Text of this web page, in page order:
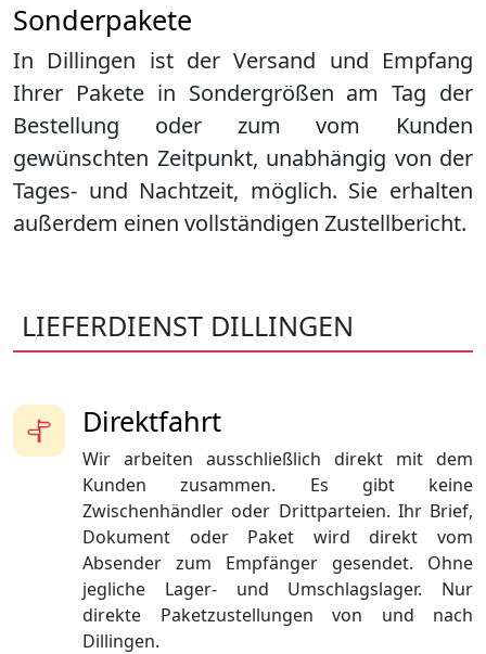
Sonderpakete
In Dillingen ist der Versand und Empfang
Ihrer Pakete in Sondergrößen am Tag der
Bestellung oder zum vom Kunden
gewünschten Zeitpunkt, unabhängig von der
Tages- und Nachtzeit, möglich. Sie erhalten
außerdem einen vollständigen Zustellbericht.
LIEFERDIENST DILLINGEN
Direktfahrt
Wir arbeiten ausschließlich direkt mit dem
Kunden zusammen. Es gibt keine
Zwischenhändler oder Drittparteien. Ihr Brief,
Dokument oder Paket wird direkt vom
Absender zum Empfänger gesendet. Ohne
jegliche Lager- und Umschlagslager. Nur
direkte Paketzustellungen von und nach
Dillingen.